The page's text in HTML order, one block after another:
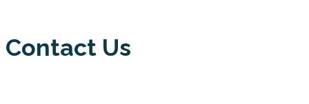
Contact Us